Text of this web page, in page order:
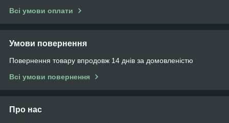
Всі умови оплати
Умови повернення
Повернення товару впродовж 14 днів за домовленістю
Всі умови повернення
Про нас